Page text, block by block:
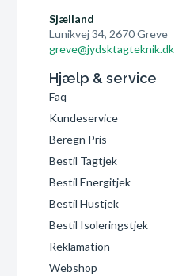
Sjælland
Lunikvej 34, 2670 Greve
greve@jydsktagteknik.dk
Hjælp & service
Faq
Kundeservice
Beregn Pris
Bestil Tagtjek
Bestil Energitjek
Bestil Hustjek
Bestil Isoleringstjek
Reklamation
Webshop